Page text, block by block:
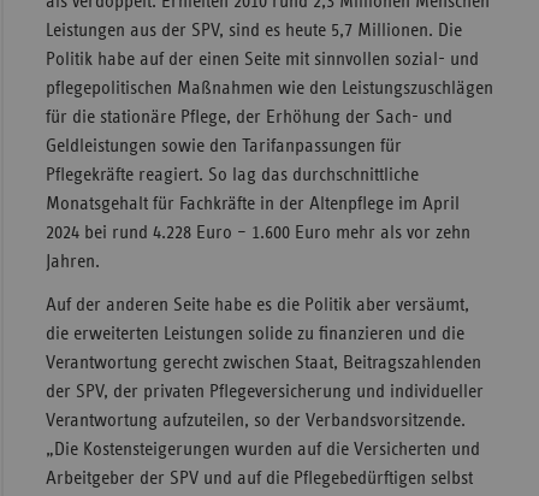
Leistungen aus der SPV, sind es heute 5,7 Millionen. Die
Politik habe auf der einen Seite mit sinnvollen sozial- und
pflegepolitischen Maßnahmen wie den Leistungszuschlägen
für die stationäre Pflege, der Erhöhung der Sach- und
Geldleistungen sowie den Tarifanpassungen für
Pflegekräfte reagiert. So lag das durchschnittliche
Monatsgehalt für Fachkräfte in der Altenpflege im April
2024 bei rund 4.228 Euro – 1.600 Euro mehr als vor zehn
Jahren.
Auf der anderen Seite habe es die Politik aber versäumt,
die erweiterten Leistungen solide zu finanzieren und die
Verantwortung gerecht zwischen Staat, Beitragszahlenden
der SPV, der privaten Pflegeversicherung und individueller
Verantwortung aufzuteilen, so der Verbandsvorsitzende.
„Die Kostensteigerungen wurden auf die Versicherten und
Arbeitgeber der SPV und auf die Pflegebedürftigen selbst